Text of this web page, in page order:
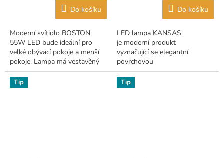
Do košíku
Moderní svítidlo BOSTON
55W LED bude ideální pro
velké obývací pokoje a menší
pokoje. Lampa má vestavěný
výběr barev. Hlavní vlastnosti
lampy výběr 3v1 - teplá,
neutrální a...
Do košíku
LED lampa KANSAS
je moderní produkt
vyznačující se elegantní
povrchovou
úpravou propracovanou do
nejmenších detailů. Dálkový
ovladač součástí.
Tip Tip